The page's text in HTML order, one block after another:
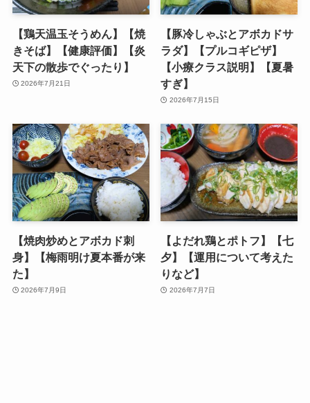
【鶏天温玉そうめん】【焼
きそば】【健康評価】【炎
天下の散歩でぐったり】
2026年7月21日
【豚冷しゃぶとアボカドサ
ラダ】【プルコギピザ】
【小療クラス説明】【夏暑
すぎ】
2026年7月15日
【焼肉炒めとアボカド刺
身】【梅雨明け夏本番が来
た】
2026年7月9日
【よだれ鶏とポトフ】【七
夕】【運用について考えた
りなど】
2026年7月7日